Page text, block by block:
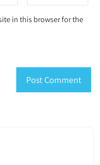
in this browser for the